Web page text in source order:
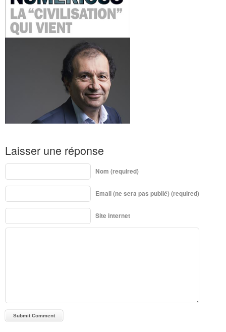
Laisser une réponse
Nom (required)
Email (ne sera pas publié) (required)
Site internet